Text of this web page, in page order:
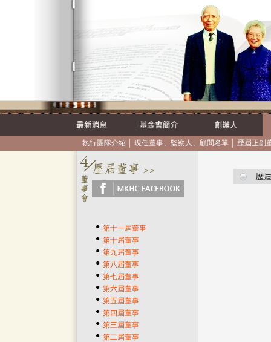
執行團隊介紹 現任董事、監察人、顧問名單│ 歷屆正副
● 第十一屆董事
● 第十屆董事
● 第九屆董事
● 第八屆董事
● 第七屆董事
● 第六屆董事
● 第五屆董事
● 第四屆董事
● 第三屆董事
● 第二屆董事